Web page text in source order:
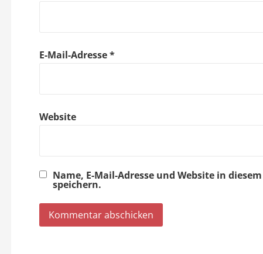
E-Mail-Adresse*
Website
Name, E-Mail-Adresse und Website in
speichern.